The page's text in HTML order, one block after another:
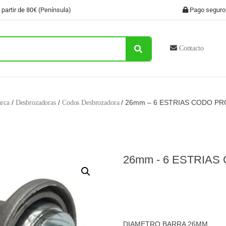
de 80€ (Península) Pago seguro
Contacto
/ Desbrozadoras/ Codos Desbrozadora/ 26mm – 6 ESTRIAS CODO
26mm - 6 ESTRIAS
DIAMETRO BARRA 26MM